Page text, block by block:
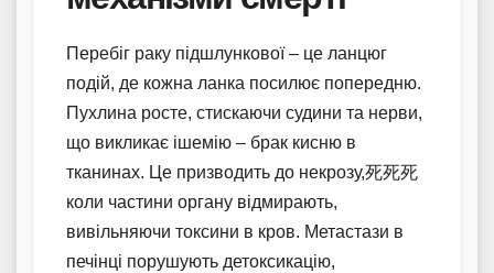
Перебіг раку підшлункової – це ланцюг
подій, де кожна ланка посилює попередню.
Пухлина росте, стискаючи судини та нерви,
що викликає ішемію – брак кисню в
тканинах. Це призводить до некрозу,死死死
коли частини органу відмирають,
вивільняючи токсини в кров. Метастази в
печінці порушують детоксикацію,